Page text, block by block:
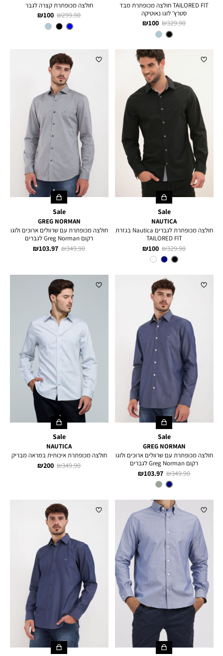
TAILORED FIT חולצה מכופתרת מבד
סטרץ’ לוגו נאוטיקה
מחיר
מוצר
100 ₪
מחיר
329.90 ₪
צבע
BLACK
חולצה מכופתרת קצרה לגבר
מחיר
מוצר
100 ₪
מחיר
רגיל
299.90 ₪
צבע
Blue
Sale
NAUTICA
חולצה מכופתרת לגברים Nautica בגזרת
TAILORED FIT
מחיר
מוצר
100 ₪
מחיר
רגיל
329.90 ₪
צבע
BLACK
Sale
GREG NORMAN
חולצה מכופתרת עם שרוולים ארוכים ולוגו
רקום Greg Norman לגברים
מחיר
103.97 ₪
מחיר
349.90 ₪
Sale
GREG NORMAN
חולצה מכופתרת עם שרוולים ארוכים ולוגו
רקום Greg Norman לגברים
מחיר
מוצר
103.97 ₪
מחיר
349.90 ₪
צבע
NAVY
Sale
NAUTICA
חולצה מכופתרת איכותית במראה מבריק
מחיר
200 ₪
מחיר
349.90 ₪